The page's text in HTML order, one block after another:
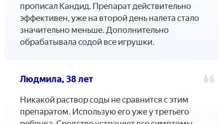
прописал Кандид. Препарат действительно
эффективен, уже на второй день налета стало
значительно меньше. Дополнительно
обрабатывала содой все игрушки.
Людмила, 38 лет
Никакой раствор соды не сравнится с этим
препаратом. Использую его уже у третьего